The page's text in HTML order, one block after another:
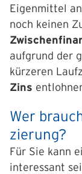
Eigenmittel
noch keinen
aufgrund der
kürzeren
Zins
Wer
zierung?
Für Sie kann
interessant